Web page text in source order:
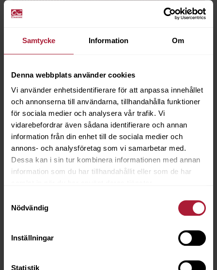
Samtycke Information Om
Denna webbplats använder cookies
Vi använder enhetsidentifierare för att anpassa innehållet
och annonserna till användarna, tillhandahålla funktioner
för sociala medier och analysera vår trafik. Vi
vidarebefordrar även sådana identifierare och annan
information från din enhet till de sociala medier och
annons- och analysföretag som vi samarbetar med.
Dessa kan i sin tur kombinera informationen med annan
information som du har tillhandahållit eller som de har
Nödvändig
Inställningar
Statistik
Sunbrella Mezzo Scale
MEZ-10224